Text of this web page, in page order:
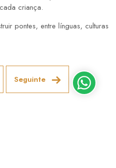
criança.
pontes, entre línguas, culturas
Seguinte